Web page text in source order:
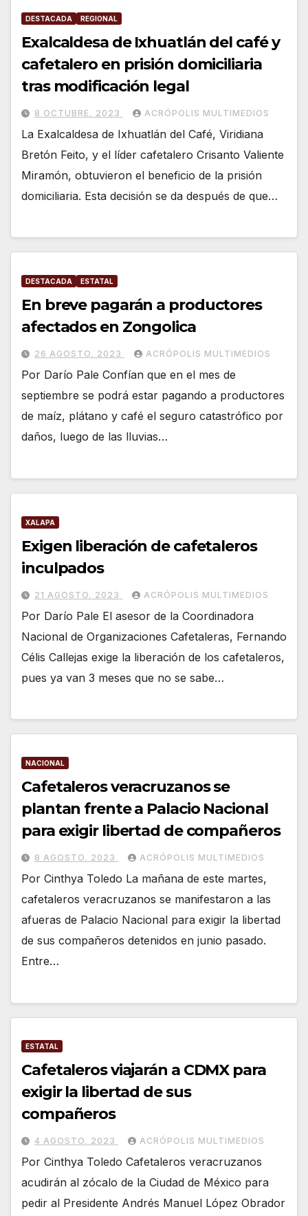
DESTACADA REGIONAL
Exalcaldesa de Ixhuatlán del café y
cafetalero en prisión domiciliaria
tras modificación legal
8 OCTUBRE, 2023 ACRÓPOLIS MULTIMEDIOS
La Exalcaldesa de Ixhuatlán del Café, Viridiana
Bretón Feito, y el líder cafetalero Crisanto Valiente
Miramón, obtuvieron el beneficio de la prisión
domiciliaria. Esta decisión se da después de que…
DESTACADA ESTATAL
En breve pagarán a productores
afectados en Zongolica
26 AGOSTO, 2023 ACRÓPOLIS MULTIMEDIOS
Por Darío Pale Confían que en el mes de
septiembre se podrá estar pagando a productores
de maíz, plátano y café el seguro catastrófico por
daños, luego de las lluvias…
XALAPA
Exigen liberación de cafetaleros
inculpados
21 AGOSTO, 2023 ACRÓPOLIS MULTIMEDIOS
Por Darío Pale El asesor de la Coordinadora
Nacional de Organizaciones Cafetaleras, Fernando
Célis Callejas exige la liberación de los cafetaleros,
pues ya van 3 meses que no se sabe…
NACIONAL
Cafetaleros veracruzanos se
plantan frente a Palacio Nacional
para exigir libertad de compañeros
8 AGOSTO, 2023 ACRÓPOLIS MULTIMEDIOS
Por Cinthya Toledo La mañana de este martes,
cafetaleros veracruzanos se manifestaron a las
afueras de Palacio Nacional para exigir la libertad
de sus compañeros detenidos en junio pasado.
Entre…
ESTATAL
Cafetaleros viajarán a CDMX para
exigir la libertad de sus
compañeros
4 AGOSTO, 2023 ACRÓPOLIS MULTIMEDIOS
Por Cinthya Toledo Cafetaleros veracruzanos
acudirán al zócalo de la Ciudad de México para
pedir al Presidente Andrés Manuel López Obrador